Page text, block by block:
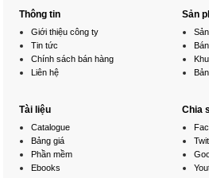
Thông tin
Giới thiệu công ty
Tin tức
Chính sách bán hàng
Liên hệ
Sản
Tài liệu
Catalogue
Bảng giá
Phần mềm
Ebooks
Chia